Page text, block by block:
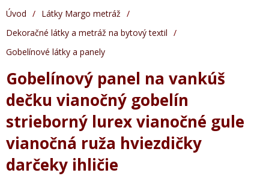
Úvod / Látky Margo metráž /
Dekoračné látky a metráž na bytový textil /
Gobelínové látky a panely
Gobelínový panel na vankúš
dečku vianočný gobelín
strieborný lurex vianočné gule
vianočná ruža hviezdičky
darčeky ihličie